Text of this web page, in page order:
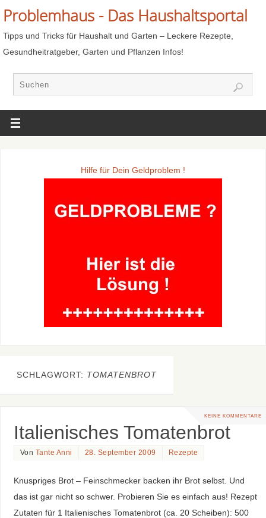
Problemhaus - Das Haushaltsportal
Tipps und Tricks für Haushalt und Garten – Leckere Rezepte,
Gesundheitratgeber, Garten und Pflanzen Infos!
Hilfe für Dein Geldproblem !
SCHLAGWORT: TOMATENBROT
KEINE KOMMENTARE
Italienisches Tomatenbrot
Von Tante Anni 28. September 2009 Rezepte
Knuspriges Brot – Feinschmecker backen ihr Brot selbst. Und
das ist gar nicht so schwer. Probieren Sie es einfach aus! Rezept
Zutaten für 1 Italienisches Tomatenbrot (ca. 20 Scheiben): 500